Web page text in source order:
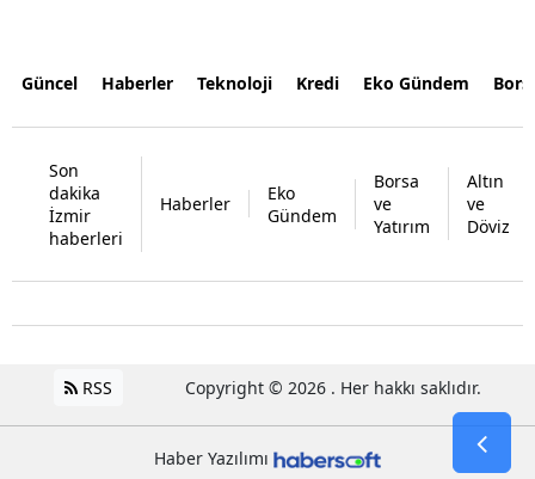
Güncel Haberler Teknoloji Kredi Eko Gündem
Son
dakika
İzmir
haberleri
Haberler
Eko
Gündem
Borsa
ve
Yatırım
Altın
ve
Döviz
RSS Copyright © 2026 . Her hakkı saklıdır.
Haber Yazılımı